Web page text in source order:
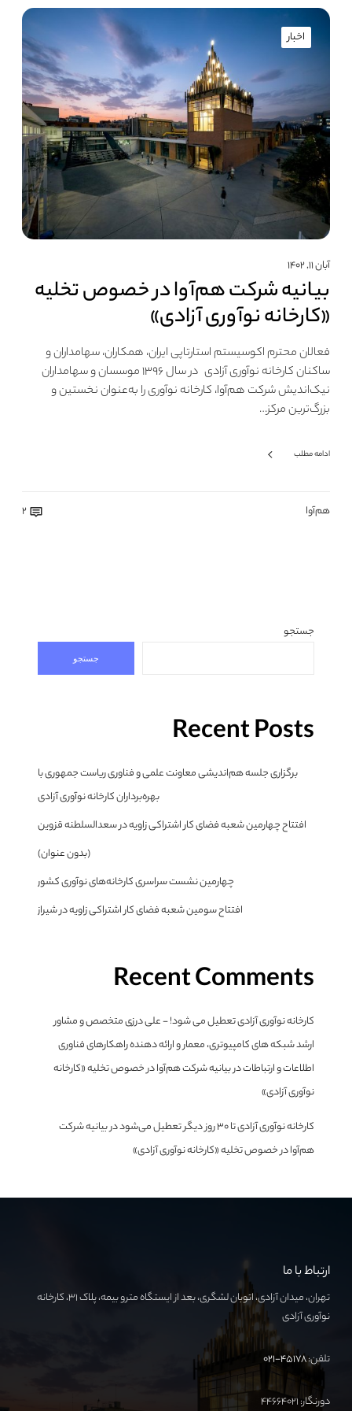
اخبار
آبان ۱۱, ۱۴۰۲
بیانیه شرکت هم‌آوا در خصوص تخلیه
«کارخانه نوآوری آزادی»
فعالان محترم اکوسیستم استارتاپی ایران، همکاران، سهامداران و
ساکنان کارخانه نوآوری آزادی در سال ۱۳۹۶ موسسان و سهامداران
نیک‌اندیش شرکت هم‌آوا، کارخانه نوآوری را به‌عنوان نخستین و
بزرگ‌ترین مرکز…
ادامه مطلب
هم‌آوا 2
جستجو
جستجو
Recent Posts
برگزاری جلسه هم‌اندیشی معاونت علمی و فناوری ریاست جمهوری با
بهره‌برداران کارخانه نوآوری آزادی
افتتاح چهارمین شعبه فضای کار اشتراکی زاویه در سعدالسلطنه قزوین
(بدون عنوان)
چهارمین نشست سراسری کارخانه‌های نوآوری کشور
افتتاح سومین شعبه فضای کار اشتراکی زاویه در شیراز
Recent Comments
کارخانه نوآوری آزادی تعطیل می شود! - علی درزی متخصص و مشاور
ارشد شبکه های کامپیوتری، معمار و ارائه دهنده راهکارهای فناوری
اطلاعات و ارتباطاتدربیانیه شرکت هم‌آوا در خصوص تخلیه «کارخانه
نوآوری آزادی»
کارخانه نوآوری آزادی تا ۳۰ روز دیگر تعطیل می‌شود دربیانیه شرکت
هم‌آوا در خصوص تخلیه «کارخانه نوآوری آزادی»
ارتباط با ما
تهران، میدان آزادی، اتوبان لشگری، بعد از ایستگاه مترو بیمه، پلاک ۳۱، کارخانه
نوآوری آزادی
تلفن:۴۵۱۷۸-۰۲۱
دورنگار: ۴۴۶۶۴۰۲۱